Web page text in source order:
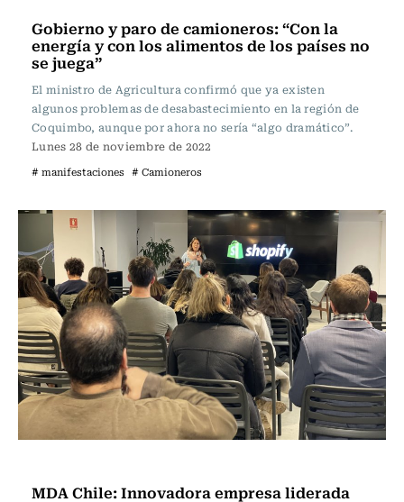
Gobierno y paro de camioneros: “Con la
energía y con los alimentos de los países no
se juega”
El ministro de Agricultura confirmó que ya existen
algunos problemas de desabastecimiento en la región de
Coquimbo, aunque por ahora no sería “algo dramático”.
Lunes 28 de noviembre de 2022
# manifestaciones # Camioneros
MDA Chile: Innovadora empresa liderada